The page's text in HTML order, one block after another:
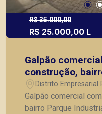
R$ 35.000,00
R$ 25.000,00 L
Galpão
construção,
Zona Oeste em
Distrito
Ribeirão Preto/SP
Galpão comercial
bairro Parque